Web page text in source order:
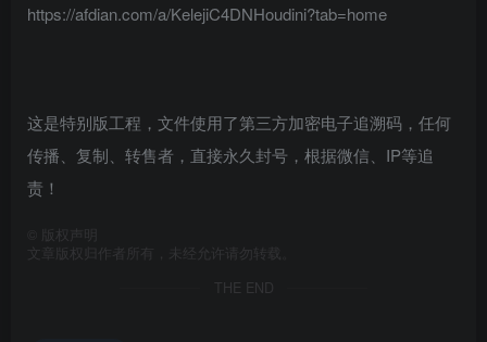
https://afdian.com/a/KelejiC4DNHoudini?tab=home
这是特别版工程，文件使用了第三方加密电子追溯码，任何
传播、复制、转售者，直接永久封号，根据微信、IP等追
责！
版权声明
文章版权归作者所有，未经允许请勿转载。
THE END